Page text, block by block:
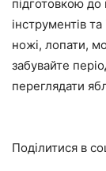
підготовкою до
інструментів
ножі, лопати,
забувайте
переглядати
Поділитися в